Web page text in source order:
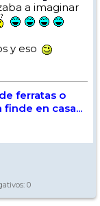
a imaginar
y eso
ferratas o
en casa...
0